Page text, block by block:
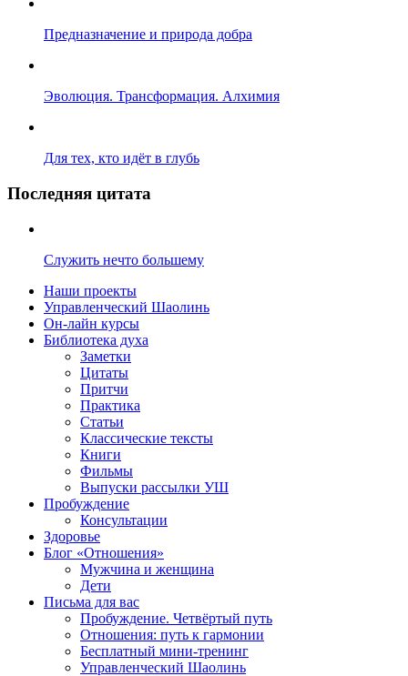
Предназначение и природа добра
Эволюция. Трансформация. Алхимия
Для тех, кто идёт в глубь
Последняя цитата
Служить нечто большему
Наши проекты
Управленческий Шаолинь
Он-лайн курсы
Библиотека духа
Заметки
Цитаты
Притчи
Практика
Статьи
Классические тексты
Книги
Фильмы
Выпуски рассылки УШ
Пробуждение
Консультации
Здоровье
Блог «Отношения»
Мужчина и женщина
Дети
Письма для вас
Пробуждение. Четвёртый путь
Отношения: путь к гармонии
Бесплатный мини-тренинг
Управленческий Шаолинь